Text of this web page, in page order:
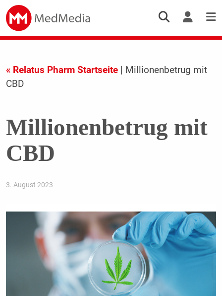
« Relatus Pharm Startseite| Millionenbetrug mit
CBD
Millionenbetrug mit
CBD
3. August 2023